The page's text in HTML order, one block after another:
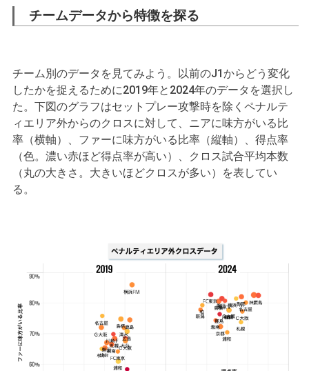
チームデータから特徴を探る
チーム別のデータを見てみよう。以前のJ1からどう変化
したかを捉えるために2019年と2024年のデータを選択し
た。下図のグラフはセットプレー攻撃時を除くペナルテ
ィエリア外からのクロスに対して、ニアに味方がいる比
率（横軸）、ファーに味方がいる比率（縦軸）、得点率
（色。濃い赤ほど得点率が高い）、クロス試合平均本数
（丸の大きさ。大きいほどクロスが多い）を表してい
る。